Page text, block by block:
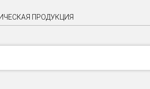
ПРОДУКЦИЯ